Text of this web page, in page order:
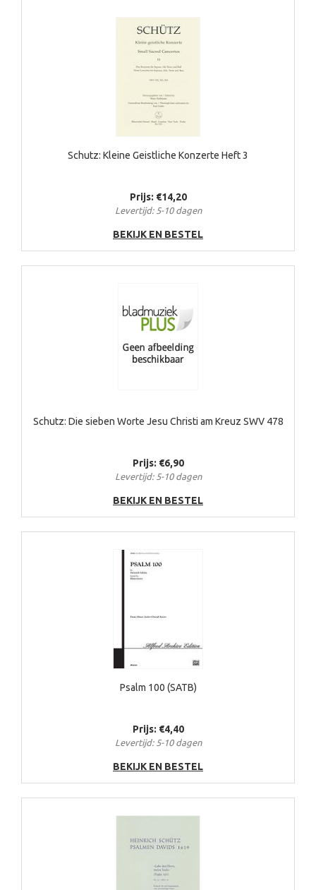
Schutz: Kleine Geistliche Konzerte Heft 3
Prijs: €14,20
Levertijd: 5-10 dagen
BEKIJK EN BESTEL
Schutz: Die sieben Worte Jesu Christi am Kreuz SWV 478
Prijs: €6,90
Levertijd: 5-10 dagen
BEKIJK EN BESTEL
Psalm 100 (SATB)
Prijs: €4,40
Levertijd: 5-10 dagen
BEKIJK EN BESTEL